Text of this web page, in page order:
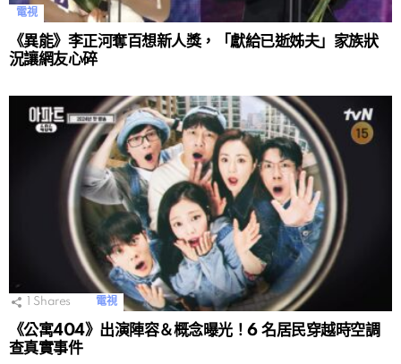
電視
《異能》李正河奪百想新人獎，「獻給已逝姊夫」家族狀
況讓網友心碎
Shares 電視
《公寓404》出演陣容＆概念曝光！6 名居民穿越時空調
查真實事件